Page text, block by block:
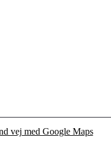
vej med Google Maps
(Opens in new tab)